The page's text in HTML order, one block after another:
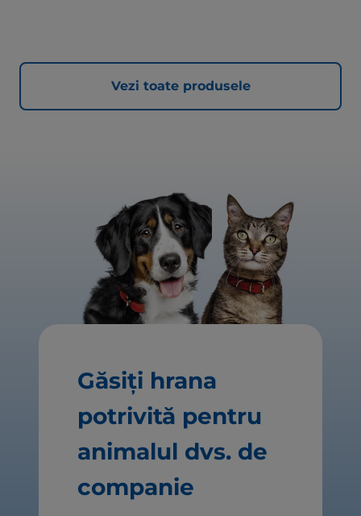
Vezi toate produsele
Găsiți hrana
potrivită pentru
animalul dvs. de
companie